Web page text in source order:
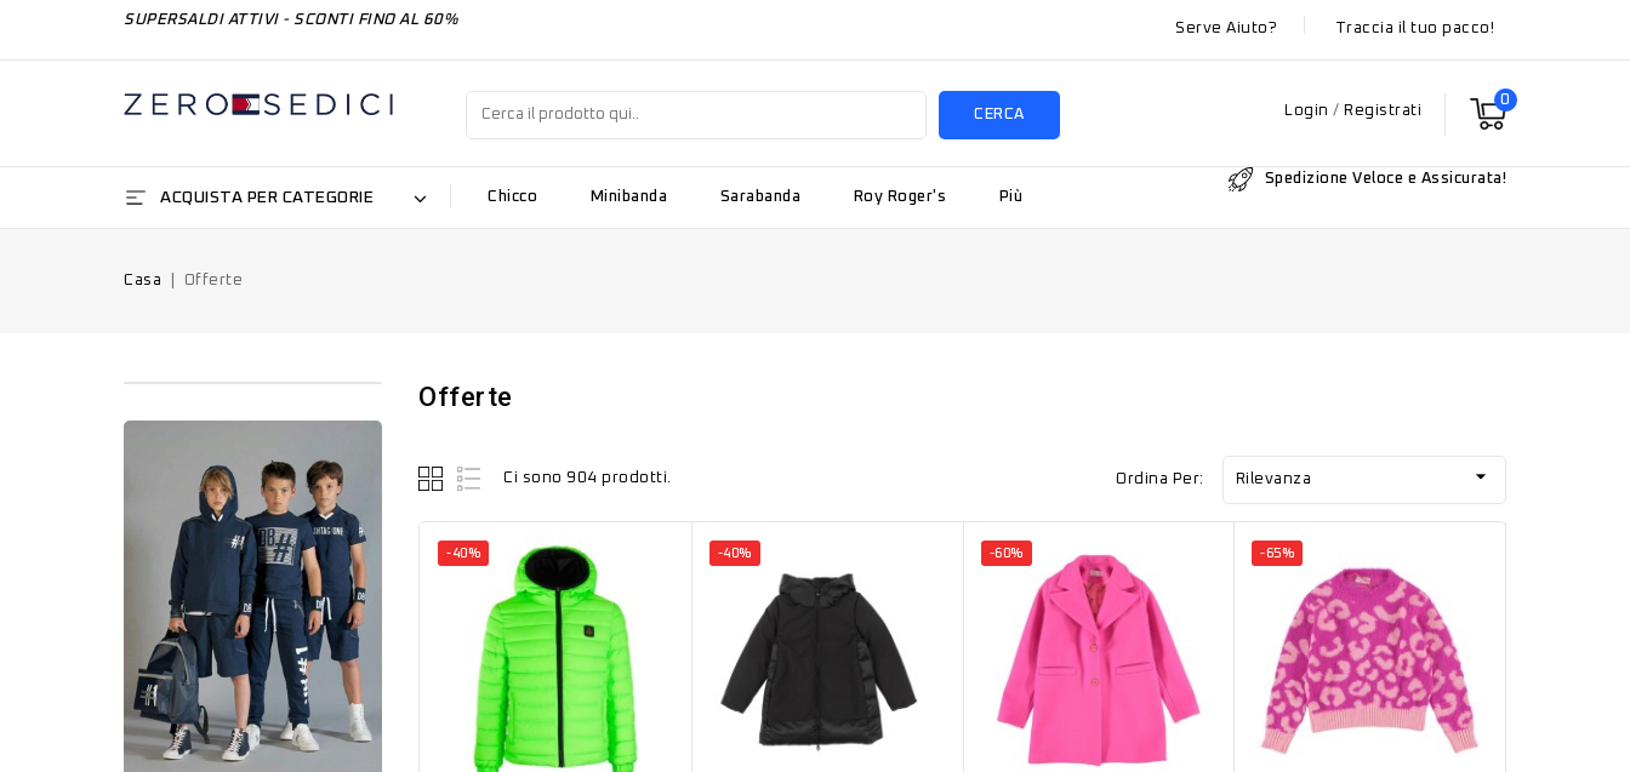
SUPERSALDI ATTIVI - SCONTI FINO AL 60%
Serve Aiuto? Traccia il tuo pacco!
0
Login / Registrati
CERCA
ACQUISTA PER CATEGORIE Chicco Minibanda Sarabanda Roy Roger's Più
Spedizione Veloce e Assicurata!
Casa Offerte
Offerte
Ci sono 904 prodotti. Ordina Per: Rilevanza 
-40% -40% -60% -65%